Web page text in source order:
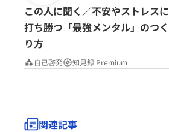
この人に聞く／不安やストレスに
打ち勝つ「最強メンタル」のつく
り方
自己啓発 知見録 Premium
関連記事